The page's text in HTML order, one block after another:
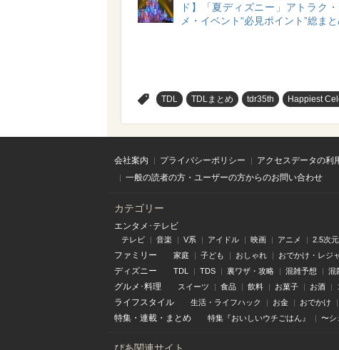
ド】「夏ディズニー」アトラク
メ・イベント“必見ポイント”総まと
TDL TDLまとめ tdr35th Happiest
会社案内 プライバシーポリシー アクセスデータの利
一般の読者の方・ユーザーの方からのお問い合わせ
カテゴリー
エンタメ･テレビ
テレビ 音楽 V系 アイドル 映画 アニメ 2.5次
ファミリー 家庭 子ども おしゃれ おでかけ・レジ
ディズニー TDL TDS 裏ワザ・攻略 混雑予想 混
グルメ･料理 スイーツ 食品 飲料 お菓子 お酒
ライフスタイル 生活・ライフハック お金 おでかけ
特集 ・ 連載 ・ まとめ 特集『おいしいウチごはん』 〜シ